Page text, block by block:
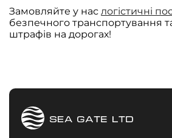
Замовляйте у нас логістичні
безпечного транспортування
штрафів на дорогах!